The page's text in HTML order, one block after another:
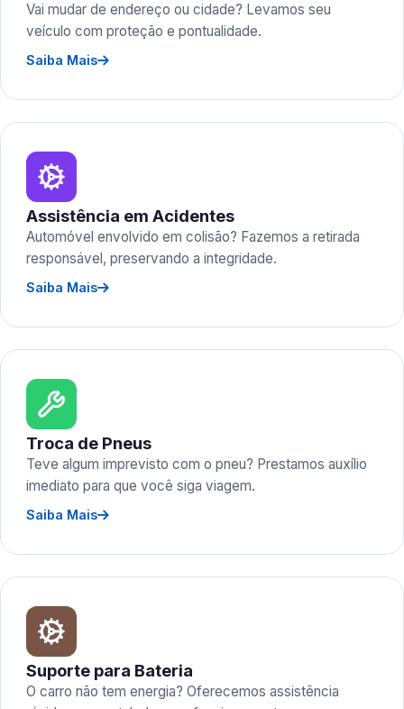
Vai mudar de endereço ou cidade? Levamos seu
veículo com proteção e pontualidade.
Saiba Mais
Assistência em Acidentes
Automóvel envolvido em colisão? Fazemos a retirada
responsável, preservando a integridade.
Saiba Mais
Troca de Pneus
Teve algum imprevisto com o pneu? Prestamos auxílio
imediato para que você siga viagem.
Saiba Mais
Suporte para Bateria
O carro não tem energia? Oferecemos assistência